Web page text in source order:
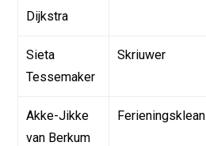
Dijkstra
Sieta
Tessemaker
Skriuwer
Akke-Jikke
van Berkum
Ferieningsklean